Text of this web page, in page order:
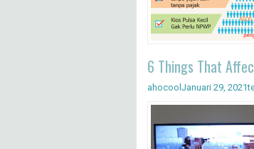
6 Things That
ahocoolJanuari 29, 2021